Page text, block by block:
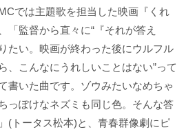
では主題歌を担当した映画『くれ
「監督から直々に“『それが答え
たい。映画が終わった後にウルフル
、こんなにうれしいことはない”って
書いた曲です。ゾウみたいなめちゃ
っぽけなネズミも同じ色。そんな答
(トータス松本)と、青春群像劇にピ